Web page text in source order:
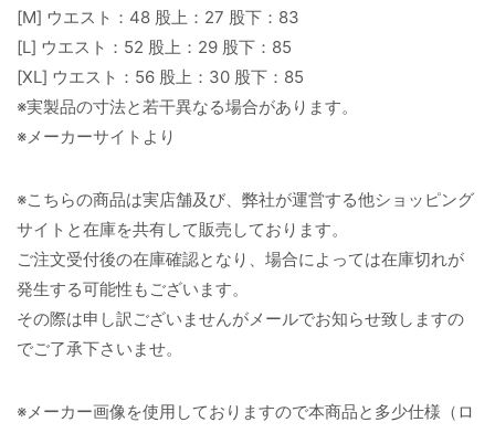
[M] ウエスト：48 股上：27 股下：83
[L] ウエスト：52 股上：29 股下：85
[XL] ウエスト：56 股上：30 股下：85
※実製品の寸法と若干異なる場合があります。
※メーカーサイトより
※こちらの商品は実店舗及び、弊社が運営する他ショッピング
サイトと在庫を共有して販売しております。
ご注文受付後の在庫確認となり、場合によっては在庫切れが
発生する可能性もございます。
その際は申し訳ございませんがメールでお知らせ致しますの
でご了承下さいませ。
※メーカー画像を使用しておりますので本商品と多少仕様（ロ